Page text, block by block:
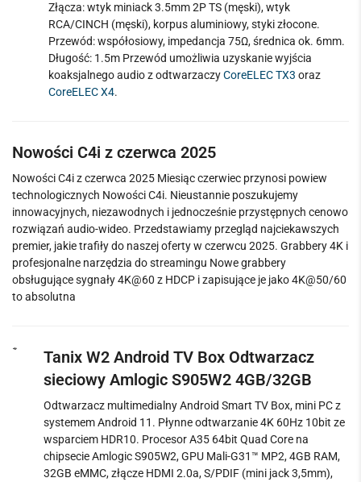
Złącza: wtyk miniack 3.5mm 2P TS (męski), wtyk
RCA/CINCH (męski), korpus aluminiowy, styki złocone.
Przewód: współosiowy, impedancja 75Ω, średnica ok. 6mm.
Długość: 1.5m Przewód umożliwia uzyskanie wyjścia
koaksjalnego audio z odtwarzaczyCoreELEC TX3 oraz
CoreELEC X4.
Nowości C4i z czerwca 2025
Nowości C4i z czerwca 2025 Miesiąc czerwiec przynosi powiew
technologicznych Nowości C4i. Nieustannie poszukujemy
innowacyjnych, niezawodnych i jednocześnie przystępnych cenowo
rozwiązań audio-wideo. Przedstawiamy przegląd najciekawszych
premier, jakie trafiły do naszej oferty w czerwcu 2025. Grabbery 4K i
profesjonalne narzędzia do streamingu Nowe grabbery
obsługujące sygnały 4K@60 z HDCP i zapisujące je jako 4K@50/60
to absolutna
Tanix W2 Android TV Box Odtwarzacz
sieciowy Amlogic S905W2 4GB/32GB
Odtwarzacz multimedialny Android Smart TV Box, mini PC z
systemem Android 11. Płynne odtwarzanie 4K 60Hz 10bit ze
wsparciem HDR10. Procesor A35 64bit Quad Core na
chipsecie Amlogic S905W2, GPU Mali-G31™ MP2, 4GB RAM,
32GB eMMC, złącze HDMI 2.0a, S/PDIF (mini jack 3,5mm),